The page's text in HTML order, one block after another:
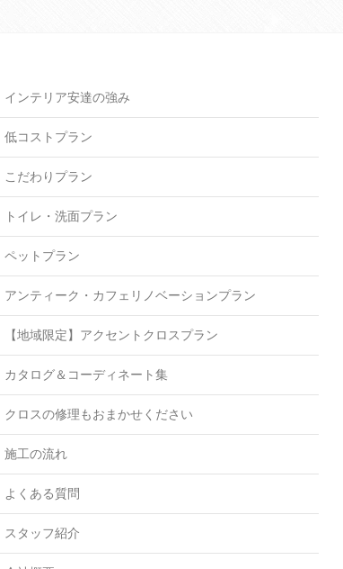
インテリア安達の強み
低コストプラン
こだわりプラン
トイレ・洗面プラン
ペットプラン
アンティーク・カフェリノベーションプラン
【地域限定】アクセントクロスプラン
カタログ＆コーディネート集
クロスの修理もおまかせください
施工の流れ
よくある質問
スタッフ紹介